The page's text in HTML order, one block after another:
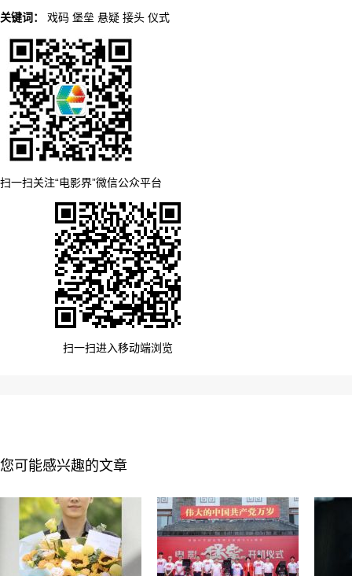
关键词： 戏码 堡垒 悬疑 接头 仪式
扫一扫关注“电影界”微信公众平台
扫一扫进入移动端浏览
您可能感兴趣的文章